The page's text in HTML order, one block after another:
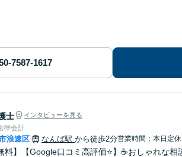
士 インタビューを見る
律会計
浪速区 なんば駅 から徒歩2分営業時間：本日定休
料】【Google口コミ高評価⭐️】☕️おしゃれな